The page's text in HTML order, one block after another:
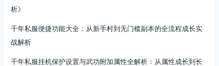
析》
千年私服便捷功能大全：从新手村到无门槛副本的全流程成长实
战解析
千年私服挂机保护设置与武功附加属性全解析：从属性成长到长